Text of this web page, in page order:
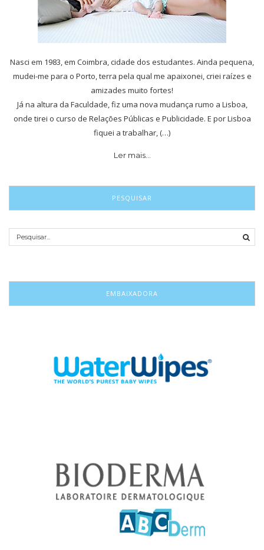
Nasci em 1983, em Coimbra, cidade dos estudantes. Ainda pequena,
mudei-me para o Porto, terra pela qual me apaixonei, criei raízes e
amizades muito fortes!
Já na altura da Faculdade, fiz uma nova mudança rumo a Lisboa,
onde tirei o curso de Relações Públicas e Publicidade. E por Lisboa
fiquei a trabalhar, (…)
Ler mais…
PESQUISAR
EMBAIXADORA